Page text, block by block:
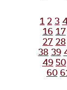
1 2 3
16 17
27 28
38 39
49 50
60